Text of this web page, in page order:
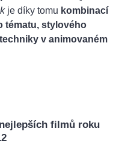
je díky tomu kombinací
tématu, stylového
v animovaném
filmů roku